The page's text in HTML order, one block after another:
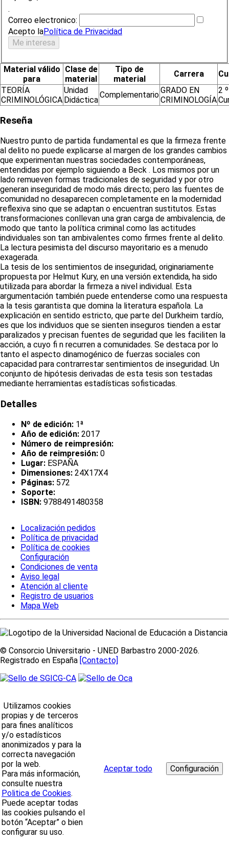
.
Correo electronico:
Acepto laPolítica de Privacidad
Material válido
para
Clase de
material
Tipo de
material
Carrera
TEORÍA
CRIMINOLÓGICA
Unidad
Didáctica
ComplementarioGRADO EN
CRIMINOLOGÍA
2 º
Reseña
Nuestro punto de partida fundamental es que la firmeza frente
al delito no puede explicarse al margen de los grandes cambios
que experimentan nuestras sociedades contemporáneas,
entendidas por ejemplo siguiendo a Beck . Los mismos por un
lado remueven formas tradicionales de seguridad y por otro
generan inseguridad de modo más directo; pero las fuentes de
comunidad no desaparecen completamente en la modernidad
reflexiva sino que se adaptan o encuentran sustitutos. Estas
transformaciones conllevan una gran carga de ambivalencia, de
modo que tanto la política criminal como las actitudes
individuales son tan ambivalentes como firmes frente al delito.
La lectura pesimista del discurso mayoritario es a menudo
exagerada.
La tesis de los sentimientos de inseguridad, originariamente
propuesta por Helmut Kury, en una versión extendida, ha sido
utilizada para abordar la firmeza a nivel individual. Esta
argumentación también puede entenderse como una respuesta
a la tesis garantista que domina la literatura española. La
explicación en sentido estricto, que parte del Durkheim tardío,
es que los individuos que se sienten inseguros tienden a estar
paralizados y precisan fuentes de seguridad que les faciliten la
acción, a cuyo fi n recurren a comunidades. Se destaca por lo
tanto el aspecto dinamogénico de fuerzas sociales con
capacidad para contrarrestar sentimientos de inseguridad. Un
conjunto de hipótesis derivadas de esta tesis son testadas
mediante herramientas estadísticas sofisticadas.
Detalles
Nº de edición: 1ª
Año de edición: 2017
Número de reimpresión:
Año de reimpresión: 0
Lugar: ESPAÑA
Dimensiones: 24X17X4
Páginas: 572
Soporte:
ISBN: 9788491480358
Localización pedidos
Política de privacidad
Política de cookies
Configuración
Condiciones de venta
Aviso legal
Atención al cliente
Registro de usuarios
Mapa Web
© Consorcio Universitario - UNED Barbastro 2000-2026.
Registrado en España [Contacto]
Utilizamos cookies
propias y de terceros
para fines analíticos
y/o estadísticos
anonimizados y para la
correcta navegación
por la web.
Para más información,
consulte nuestra
Politica de Cookies.
Puede aceptar todas
las cookies pulsando el
botón “Aceptar” o bien
configurar su uso.
Aceptar todo